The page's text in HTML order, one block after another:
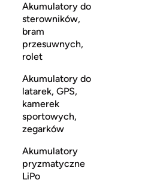
Akumulatory do
sterowników,
bram
przesuwnych,
rolet
Akumulatory do
latarek, GPS,
kamerek
sportowych,
zegarków
Akumulatory
pryzmatyczne
LiPo